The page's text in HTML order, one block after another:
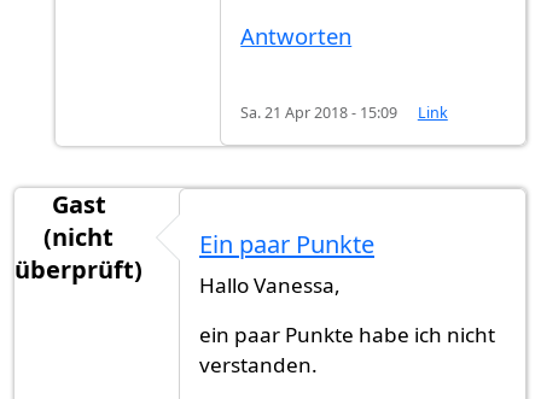
Antworten
Sa. 21 Apr 2018 - 15:09 Link
Gast
(nicht
überprüft)
Ein paar Punkte
Hallo Vanessa,
ein paar Punkte habe ich nicht
verstanden.